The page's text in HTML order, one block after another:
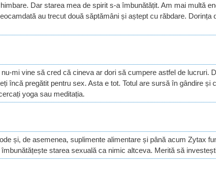
Dar starea mea de spirit s-a îmbunătățit. Am mai multă
au trecut două săptămâni și aștept cu răbdare.
mi vine să cred că cineva ar dori să cumpere astfel de lucruri.
încă pregătit pentru sex. Asta e tot. Totul are sursă în gândire și
yoga sau meditația.
și, de asemenea, suplimente alimentare și până acum Zytax
starea sexuală ca nimic altceva. Merită să